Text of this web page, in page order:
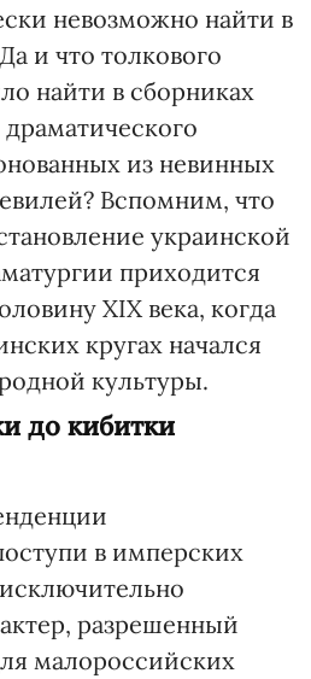
невозможно найти в
и что толкового
найти в сборниках
из невинных
Вспомним, что
украинской
приходится
ХІХ века, когда
кругах начался
культуры.
до кибитки
в имперских
разрешенный
малороссийских